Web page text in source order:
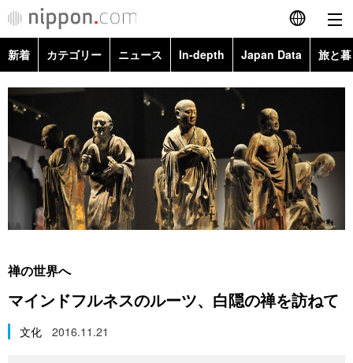
English
繁體字
Français
Español
Русский
カテゴリー
政治・外交
社会
ニュース
旅と暮らし
新着 カテゴリー ニュース In-depth Japan Data 旅と
政治・外交
経済・ビジネス
国際・海外
社会
科学・技術
暮らし
Topics
Images
People
東京
禅の世界へ
マインドフルネスのルーツ、白隠の禅を訪ねて
文化 2016.11.21